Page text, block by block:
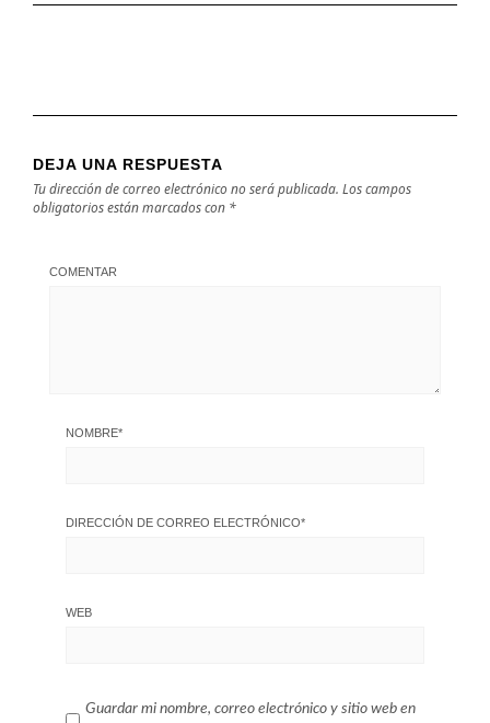
DEJA UNA RESPUESTA
Tu dirección de correo electrónico no será publicada. Los campos
obligatorios están marcados con *
COMENTAR
NOMBRE*
DIRECCIÓN DE CORREO ELECTRÓNICO*
WEB
Guardar mi nombre, correo electrónico y sitio web en